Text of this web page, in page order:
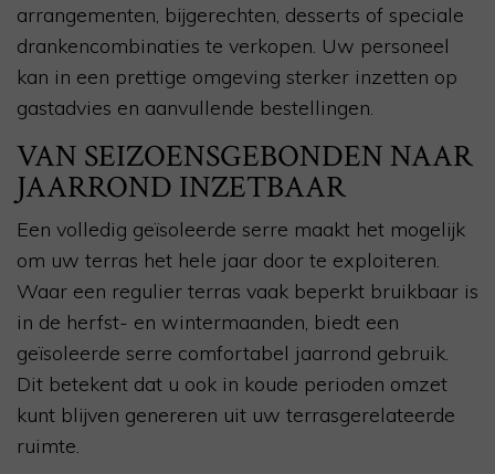
arrangementen, bijgerechten, desserts of speciale
drankencombinaties te verkopen. Uw personeel
kan in een prettige omgeving sterker inzetten op
gastadvies en aanvullende bestellingen.
VAN SEIZOENSGEBONDEN NAAR
JAARROND INZETBAAR
Een volledig geïsoleerde serre maakt het mogelijk
om uw terras het hele jaar door te exploiteren.
Waar een regulier terras vaak beperkt bruikbaar is
in de herfst- en wintermaanden, biedt een
geïsoleerde serre comfortabel jaarrond gebruik.
Dit betekent dat u ook in koude perioden omzet
kunt blijven genereren uit uw terrasgerelateerde
ruimte.